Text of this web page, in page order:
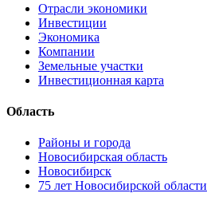
Отрасли экономики
Инвестиции
Экономика
Компании
Земельные участки
Инвестиционная карта
Область
Районы и города
Новосибирская область
Новосибирск
75 лет Новосибирской области